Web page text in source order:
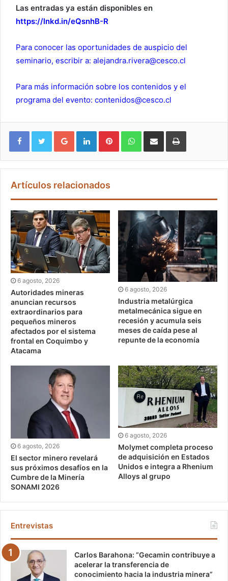
Las entradas ya están disponibles en
https://lnkd.in/eQsnhB-R
Para conocer las oportunidades de auspicio del
seminario, escribir a: alejandra.rivera@cesco.cl
Para más información sobre los contenidos y el
programa del evento: contenidos@cesco.cl
Google+ LinkedIn Pinterest WhatsApp
Artículos relacionados
6 agosto, 2026
Autoridades mineras
anuncian recursos
extraordinarios para
pequeños mineros
afectados por el sistema
frontal en Coquimbo y
Atacama
6 agosto, 2026
Industria metalúrgica
metalmecánica sigue en
recesión y acumula seis
meses de caída pese al
repunte de la economía
6 agosto, 2026
El sector minero revelará
sus próximos desafíos en la
Cumbre de la Minería
SONAMI 2026
6 agosto, 2026
Molymet completa proceso
de adquisición en Estados
Unidos e integra a Rhenium
Alloys al grupo
Entrevistas
Carlos Barahona: “Gecamin contribuye a
acelerar la transferencia de
conocimiento hacia la industria minera”